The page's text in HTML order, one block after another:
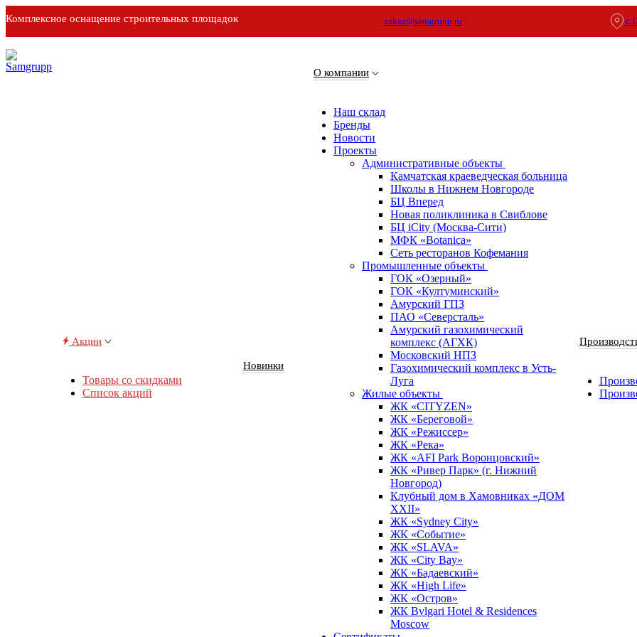
Комплексное оснащение строительных площадок zakaz@samgrupp.ru г.
Акции
Товары со скидками
Список акций
Новинки
О компании
Наш склад
Бренды
Новости
Проекты
Административные объекты
Камчатская краеведческая больница
Школы в Нижнем Новгороде
БЦ Вперед
Новая поликлиника в Свиблове
БЦ iCity (Москва-Сити)
МФК «Botanica»
Сеть ресторанов Кофемания
Промышленные объекты
ГОК «Озерный»
ГОК «Култуминский»
Амурский ГПЗ
ПАО «Северсталь»
Амурский газохимический
комплекс (АГХК)
Московский НПЗ
Газохимический комплекс в Усть-
Луга
Жилые объекты
ЖК «CITYZEN»
ЖК «Береговой»
ЖК «Режиссер»
ЖК «Река»
ЖК «AFI Park Воронцовский»
ЖК «Ривер Парк» (г. Нижний
Новгород)
Клубный дом в Хамовниках «ДОМ
XXII»
ЖК «Sydney City»
ЖК «Событие»
ЖК «SLAVA»
ЖК «City Bay»
ЖК «Бадаевский»
ЖК «High Life»
ЖК «Остров»
ЖК Bvlgari Hotel & Residences
Moscow